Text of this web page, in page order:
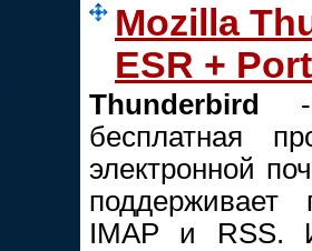
Mozilla
ESR +
Thunderbird -
бесплатная
электронной
поддерживает
IMAP и RSS.